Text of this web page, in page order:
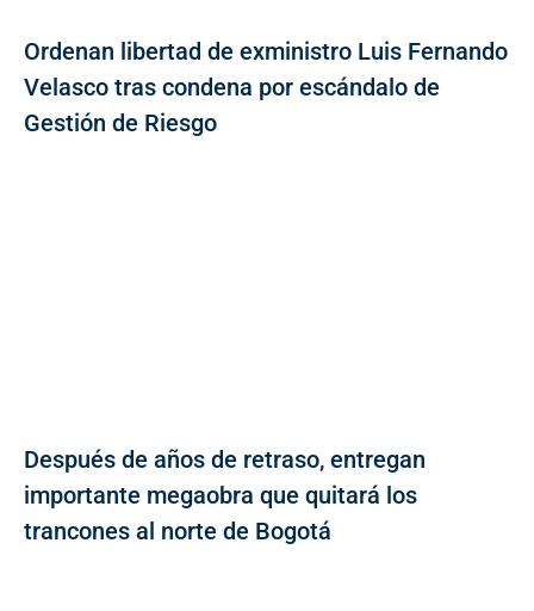
Ordenan libertad de exministro Luis Fernando
Velasco tras condena por escándalo de
Gestión de Riesgo
Después de años de retraso, entregan
importante megaobra que quitará los
trancones al norte de Bogotá